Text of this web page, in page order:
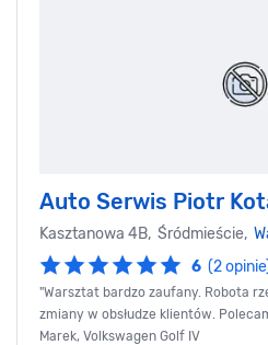
Auto Serwis Piotr
Kasztanowa 4B, Śródmieście,
6 (2
"Warsztat bardzo zaufany. Robota
zmiany w obsłudze klientów.
Marek, Volkswagen Golf IV